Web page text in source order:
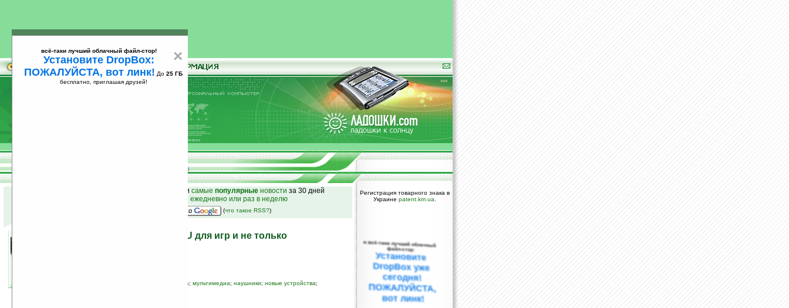
25
и самые популярные новости за 30 дней
на email ежедневно или раз в неделю
(что такое RSS?)
Гарнитура Genius HS-300U для игр и не только
гарнитура; мультимедиа; наушники; новые устройства;
Регистрация товарного знака в
Украине patent.km.ua
×
всё-таки лучший облачный файл-стор!
Установите DropBox:
ПОЖАЛУЙСТА, вот линк! До 25 ГБ
бесплатно, приглашая друзей!
и всё-таки лучший облачный
файл-стор:
Установите
DropBox уже
сегодня!
ПОЖАЛУЙСТА,
вот линк!